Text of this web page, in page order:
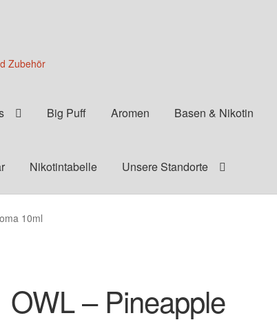
Zubehör
Big Puff Aromen Basen & Nikotin
Nikotintabelle Unsere Standorte
10ml
OWL – Pineapple